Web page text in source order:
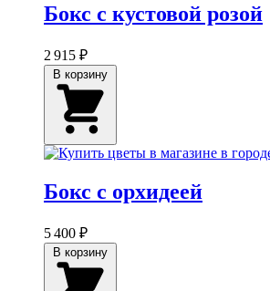
Бокс с кустовой розой
2 915 ₽
Бокс с орхидеей
5 400 ₽